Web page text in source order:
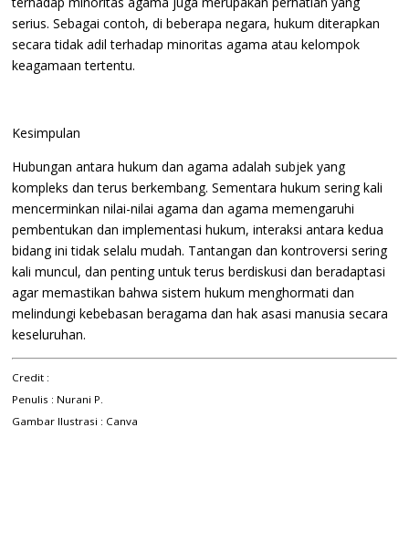
serius. Sebagai contoh, di beberapa negara, hukum diterapkan
secara tidak adil terhadap minoritas agama atau kelompok
keagamaan tertentu.
Kesimpulan
Hubungan antara hukum dan agama adalah subjek yang
kompleks dan terus berkembang. Sementara hukum sering kali
mencerminkan nilai-nilai agama dan agama memengaruhi
pembentukan dan implementasi hukum, interaksi antara kedua
bidang ini tidak selalu mudah. Tantangan dan kontroversi sering
kali muncul, dan penting untuk terus berdiskusi dan beradaptasi
agar memastikan bahwa sistem hukum menghormati dan
melindungi kebebasan beragama dan hak asasi manusia secara
keseluruhan.
Credit :
Penulis : Nurani P.
Gambar Ilustrasi : Canva